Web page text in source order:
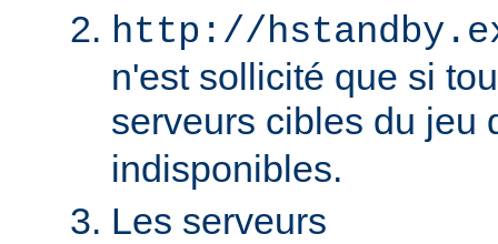
http://
n'est sollicité que si
serveurs cibles du jeu
indisponibles.
Les serveurs